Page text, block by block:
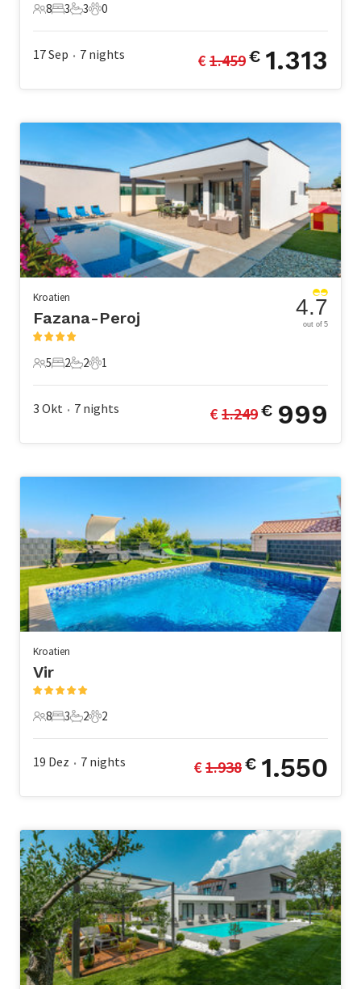
8 Gäste
8
3 Schlafzimmer
3
3 Badezimmer
3
0 Haustiere
0
17 Sep • 7 nights € 1.459€ 1.313
Kroatien
Fazana-Peroj
5 Gäste
5
2 Schlafzimmer
2
2 Badezimmer
2
1 Haustier
1
4.7
out of 5
3 Okt • 7 nights € 1.249€ 999
Kroatien
Vir
8 Gäste
8
3 Schlafzimmer
3
2 Badezimmer
2
2 Haustiere
2
19 Dez • 7 nights € 1.938€ 1.550